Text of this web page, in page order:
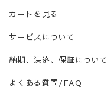
カートを見る
サービスについて
納期、決済、保証について
よくある質問/FAQ